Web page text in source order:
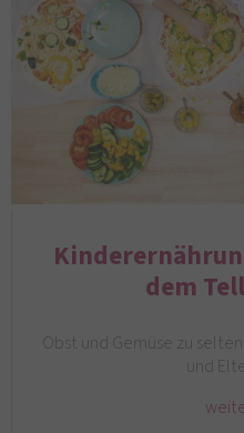
dem
Obst und Gemüse zu
und